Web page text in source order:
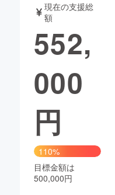
書籍・雑誌
チャレンジ
CAMPFIRE Creation
ya コミュニティ
現在の支援総
額
552,
000
円
110%
目標金額は
500,000円